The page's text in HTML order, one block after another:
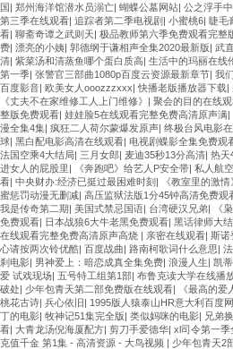
国| 郑州海洋馆潜水员溺亡| 蝴蝶公墓网站| 公之浮手
第三季在线观看| 追踪者第二季电视剧 | 小蜜桃6| 睫毛
看| 聊斋奇谭之武则天| 极品教师第六季免费观看完整
费| 漂亮的小姨| 郭德纲于谦相声全集2020最新版| 武
清| 紫菜汤和清蒸鱼哪个蛋白质高| 生活中的玛丽在线
第一季| 张警官三部曲1080p百度云资源最新章节| 我
百度影音| 欧美女人ooozzzxxx|快播老版播放器下载|
《丈夫不在家维修工人上门维修》 | 聚会的目的在线
整版免费观看| 娃娃脸5在线观看完整免费高清原声满|
漫全集4集| 疯狂二人荷尔蒙爆发原声| 终极台风电影
球| 黑白配电影高清在线观看| 电视剧蝶影全集免费观
法国空乘4大结局| 三月女郎| 麦迪35秒13分高清| 热天
进女人的屁股里| 《奔跑吧》给艺人P安全带| 私人航
看| 中央财办:经济已挺过最困难时刻 | 《教室里的激
蜜惩罚动漫无删减| 高压监狱法版1分45钟高清免费观
我是传奇第二期| 美国式禁忌国语| 台湾硬汉兄弟| 《
免费观看| 日本战狼6大牛老黑免费观看| 黑话律师大
在线观看完整免费高清原声高烧 | 亲密在线观看| 斯诺
心请按两次铃优酷| 百度战曲| 路南柯歌词什么意思|
刹电影| 男神爱上：暗恋成真全集免费| 浪漫人生| 凯
爱 试戏现场| 五号特工组第1部| 布鲁克读大学在线播
破处| 少年包青天第二部免费版在线观看| 《最高的爱
桃花古诗| 兵心依旧| 1995版人猿泰山HR意大利百度
丁的电影| 牧神记51集完全版| 类似妈咪的电影| 兄弟
看| 大青龙汤倪海厦配方| 剪刀手爱德华| xl司令第一季
克值千金 第1集 - 高清资源 - 大鸟视频 | 少年包青天2